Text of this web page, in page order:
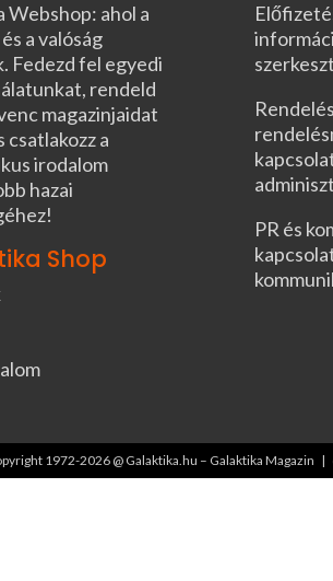
Webshop: ahol a
a valóság
Fedezd fel egyedi
rendeld
magazinjaidat
csatlakozz a
irodalom
hazai
Shop
PR és
1972-2026 @ Galaktika.hu – Galaktika Magazin |